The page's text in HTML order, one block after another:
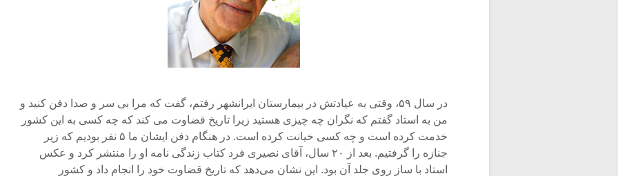
در سال ۵۹، وقتی به عیادتش در بیمارستان ایرانشهر رفتم، گفت که مرا بی سر و صدا دفن کنید و
من به استاد گفتم که نگران چه چیزی هستید زیرا تاریخ قضاوت می کند که چه کسی به این کشور
خدمت کرده است و چه کسی خیانت کرده است. در هنگام دفن ایشان ما ۵ نفر بودیم که زیر
جنازه را گرفتیم. بعد از ۲۰ سال، آقای نصیری فرد کتاب زندگی نامه او را منتشر کرد و عکس
استاد با ساز روی جلد آن بود. این نشان می‌دهد که تاریخ قضاوت خود را انجام داد و کشور